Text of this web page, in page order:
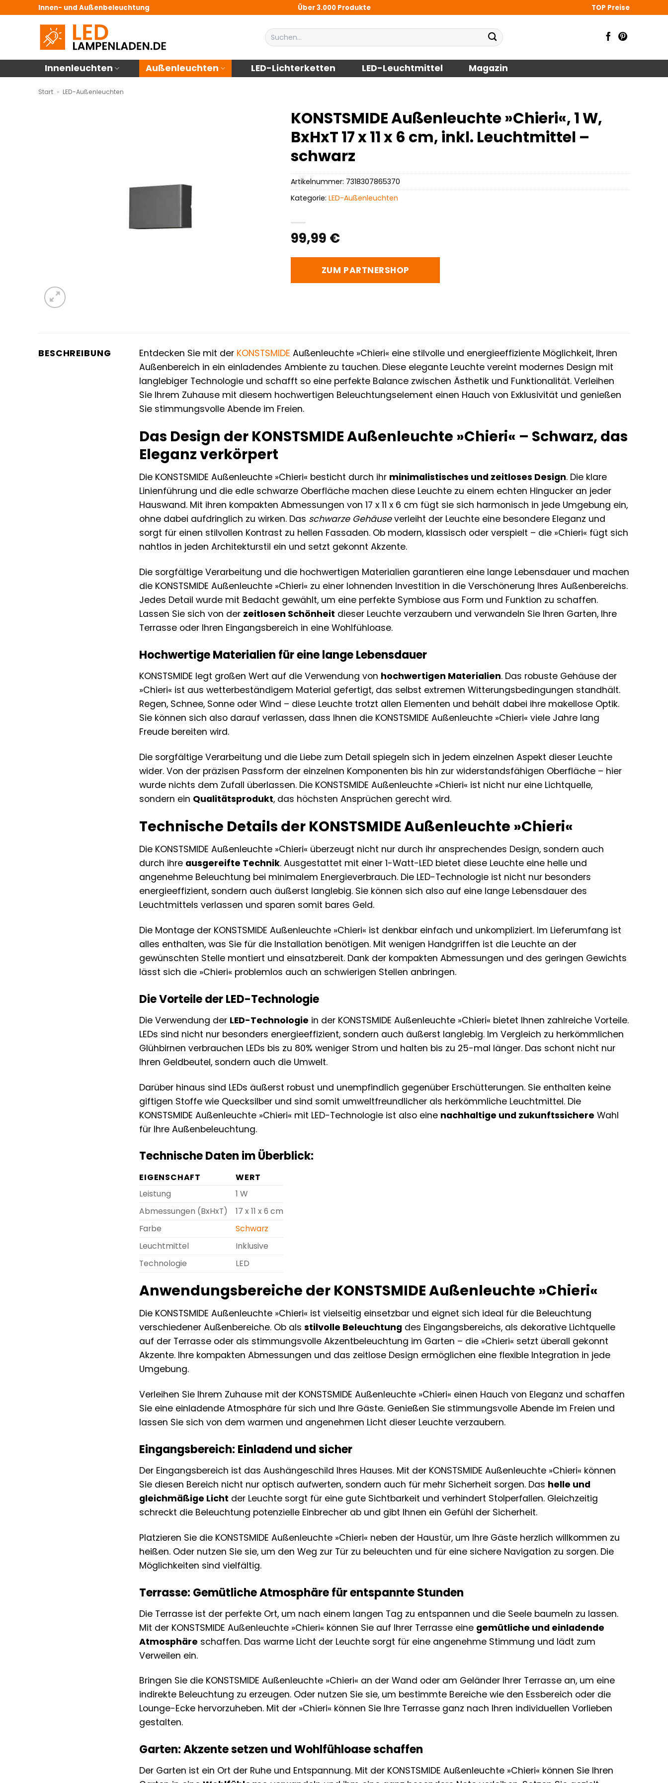
Innen- und Außenbeleuchtung Über 3.000 Produkte TOP Preise
Suchen
nach:
Innenleuchten Außenleuchten LED-Lichterketten LED-Leuchtmittel Magazin
Start » LED-Außenleuchten
KONSTSMIDE Außenleuchte »Chieri«, 1 W,
BxHxT 17 x 11 x 6 cm, inkl. Leuchtmittel –
schwarz
99,99 €
ZUM PARTNERSHOP
Artikelnummer: 7318307865370
Kategorie:LED-Außenleuchten
BESCHREIBUNG Entdecken Sie mit der KONSTSMIDE Außenleuchte »Chieri« eine stilvolle und energieeffiziente Möglichkeit, Ihren
Außenbereich in ein einladendes Ambiente zu tauchen. Diese elegante Leuchte vereint modernes Design mit
langlebiger Technologie und schafft so eine perfekte Balance zwischen Ästhetik und Funktionalität. Verleihen
Sie Ihrem Zuhause mit diesem hochwertigen Beleuchtungselement einen Hauch von Exklusivität und genießen
Sie stimmungsvolle Abende im Freien.
Das Design der KONSTSMIDE Außenleuchte »Chieri« – Schwarz, das
Eleganz verkörpert
Die KONSTSMIDE Außenleuchte »Chieri« besticht durch ihr minimalistisches und zeitloses Design. Die klare
Linienführung und die edle schwarze Oberfläche machen diese Leuchte zu einem echten Hingucker an jeder
Hauswand. Mit ihren kompakten Abmessungen von 17 x 11 x 6 cm fügt sie sich harmonisch in jede Umgebung ein,
ohne dabei aufdringlich zu wirken. Das schwarze Gehäuseverleiht der Leuchte eine besondere Eleganz und
sorgt für einen stilvollen Kontrast zu hellen Fassaden. Ob modern, klassisch oder verspielt – die »Chieri« fügt sich
nahtlos in jeden Architekturstil ein und setzt gekonnt Akzente.
Die sorgfältige Verarbeitung und die hochwertigen Materialien garantieren eine lange Lebensdauer und machen
die KONSTSMIDE Außenleuchte »Chieri« zu einer lohnenden Investition in die Verschönerung Ihres Außenbereichs.
Jedes Detail wurde mit Bedacht gewählt, um eine perfekte Symbiose aus Form und Funktion zu schaffen.
Lassen Sie sich von der zeitlosen Schönheit dieser Leuchte verzaubern und verwandeln Sie Ihren Garten, Ihre
Terrasse oder Ihren Eingangsbereich in eine Wohlfühloase.
Hochwertige Materialien für eine lange Lebensdauer
KONSTSMIDE legt großen Wert auf die Verwendung von hochwertigen Materialien. Das robuste Gehäuse der
»Chieri« ist aus wetterbeständigem Material gefertigt, das selbst extremen Witterungsbedingungen standhält.
Regen, Schnee, Sonne oder Wind – diese Leuchte trotzt allen Elementen und behält dabei ihre makellose Optik.
Sie können sich also darauf verlassen, dass Ihnen die KONSTSMIDE Außenleuchte »Chieri« viele Jahre lang
Freude bereiten wird.
Die sorgfältige Verarbeitung und die Liebe zum Detail spiegeln sich in jedem einzelnen Aspekt dieser Leuchte
wider. Von der präzisen Passform der einzelnen Komponenten bis hin zur widerstandsfähigen Oberfläche – hier
wurde nichts dem Zufall überlassen. Die KONSTSMIDE Außenleuchte »Chieri« ist nicht nur eine Lichtquelle,
sondern ein Qualitätsprodukt, das höchsten Ansprüchen gerecht wird.
Technische Details der KONSTSMIDE Außenleuchte »Chieri«
Die KONSTSMIDE Außenleuchte »Chieri« überzeugt nicht nur durch ihr ansprechendes Design, sondern auch
durch ihre ausgereifte Technik. Ausgestattet mit einer 1-Watt-LED bietet diese Leuchte eine helle und
angenehme Beleuchtung bei minimalem Energieverbrauch. Die LED-Technologie ist nicht nur besonders
energieeffizient, sondern auch äußerst langlebig. Sie können sich also auf eine lange Lebensdauer des
Leuchtmittels verlassen und sparen somit bares Geld.
Die Montage der KONSTSMIDE Außenleuchte »Chieri« ist denkbar einfach und unkompliziert. Im Lieferumfang ist
alles enthalten, was Sie für die Installation benötigen. Mit wenigen Handgriffen ist die Leuchte an der
gewünschten Stelle montiert und einsatzbereit. Dank der kompakten Abmessungen und des geringen Gewichts
lässt sich die »Chieri« problemlos auch an schwierigen Stellen anbringen.
Die Vorteile der LED-Technologie
Die Verwendung der LED-Technologie in der KONSTSMIDE Außenleuchte »Chieri« bietet Ihnen zahlreiche Vorteile.
LEDs sind nicht nur besonders energieeffizient, sondern auch äußerst langlebig. Im Vergleich zu herkömmlichen
Glühbirnen verbrauchen LEDs bis zu 80% weniger Strom und halten bis zu 25-mal länger. Das schont nicht nur
Ihren Geldbeutel, sondern auch die Umwelt.
Darüber hinaus sind LEDs äußerst robust und unempfindlich gegenüber Erschütterungen. Sie enthalten keine
giftigen Stoffe wie Quecksilber und sind somit umweltfreundlicher als herkömmliche Leuchtmittel. Die
KONSTSMIDE Außenleuchte »Chieri« mit LED-Technologie ist also eine nachhaltige und zukunftssichere Wahl
für Ihre Außenbeleuchtung.
Technische Daten im Überblick:
EIGENSCHAFT
WERT
Leistung
1 W
Abmessungen (BxHxT)
17 x 11 x 6 cm
Farbe
Schwarz
Leuchtmittel
Inklusive
Technologie
LED
Anwendungsbereiche der KONSTSMIDE Außenleuchte »Chieri«
Die KONSTSMIDE Außenleuchte »Chieri« ist vielseitig einsetzbar und eignet sich ideal für die Beleuchtung
verschiedener Außenbereiche. Ob alsstilvolle Beleuchtung des Eingangsbereichs, als dekorative Lichtquelle
auf der Terrasse oder als stimmungsvolle Akzentbeleuchtung im Garten – die »Chieri« setzt überall gekonnt
Akzente. Ihre kompakten Abmessungen und das zeitlose Design ermöglichen eine flexible Integration in jede
Umgebung.
Verleihen Sie Ihrem Zuhause mit der KONSTSMIDE Außenleuchte »Chieri« einen Hauch von Eleganz und schaffen
Sie eine einladende Atmosphäre für sich und Ihre Gäste. Genießen Sie stimmungsvolle Abende im Freien und
lassen Sie sich von dem warmen und angenehmen Licht dieser Leuchte verzaubern.
Eingangsbereich: Einladend und sicher
Der Eingangsbereich ist das Aushängeschild Ihres Hauses. Mit der KONSTSMIDE Außenleuchte »Chieri« können
Sie diesen Bereich nicht nur optisch aufwerten, sondern auch für mehr Sicherheit sorgen. Das helle und
gleichmäßige Licht der Leuchte sorgt für eine gute Sichtbarkeit und verhindert Stolperfallen. Gleichzeitig
schreckt die Beleuchtung potenzielle Einbrecher ab und gibt Ihnen ein Gefühl der Sicherheit.
Platzieren Sie die KONSTSMIDE Außenleuchte »Chieri« neben der Haustür, um Ihre Gäste herzlich willkommen zu
heißen. Oder nutzen Sie sie, um den Weg zur Tür zu beleuchten und für eine sichere Navigation zu sorgen. Die
Möglichkeiten sind vielfältig.
Terrasse: Gemütliche Atmosphäre für entspannte Stunden
Die Terrasse ist der perfekte Ort, um nach einem langen Tag zu entspannen und die Seele baumeln zu lassen.
Mit der KONSTSMIDE Außenleuchte »Chieri« können Sie auf Ihrer Terrasse eine gemütliche und einladende
Atmosphäre schaffen. Das warme Licht der Leuchte sorgt für eine angenehme Stimmung und lädt zum
Verweilen ein.
Bringen Sie die KONSTSMIDE Außenleuchte »Chieri« an der Wand oder am Geländer Ihrer Terrasse an, um eine
indirekte Beleuchtung zu erzeugen. Oder nutzen Sie sie, um bestimmte Bereiche wie den Essbereich oder die
Lounge-Ecke hervorzuheben. Mit der »Chieri« können Sie Ihre Terrasse ganz nach Ihren individuellen Vorlieben
gestalten.
Garten: Akzente setzen und Wohlfühloase schaffen
Der Garten ist ein Ort der Ruhe und Entspannung. Mit der KONSTSMIDE Außenleuchte »Chieri« können Sie Ihren